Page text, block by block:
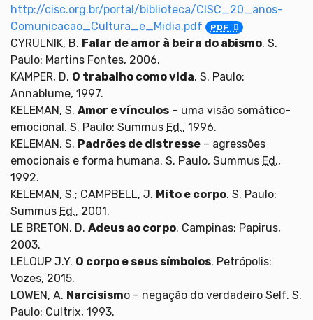
http://cisc.org.br/portal/biblioteca/CISC_20_anos-
Comunicacao_Cultura_e_Midia.pdf
PDF
CYRULNIK, B. Falar de amor à beira do abismo. S.
Paulo: Martins Fontes, 2006.
KAMPER, D. O trabalho como vida. S. Paulo:
Annablume, 1997.
KELEMAN, S. Amor e vínculos – uma visão somático-
emocional. S. Paulo: Summus Ed., 1996.
KELEMAN, S. Padrões de distresse – agressões
emocionais e forma humana. S. Paulo, Summus Ed.,
1992.
KELEMAN, S.; CAMPBELL, J. Mito e corpo. S. Paulo:
Summus Ed., 2001.
LE BRETON, D. Adeus ao corpo. Campinas: Papirus,
2003.
LELOUP J.Y. O corpo e seus símbolos. Petrópolis:
Vozes, 2015.
LOWEN, A. Narcisismo – negação do verdadeiro Self. S.
Paulo: Cultrix, 1993.